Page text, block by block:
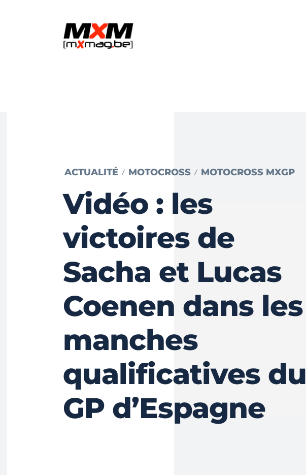
ACTUALITÉ MOTOCROSS MOTOCROSS MXGP
Vidéo : les
victoires de
Sacha et Lucas
Coenen dans les
manches
qualificatives du
GP d’Espagne